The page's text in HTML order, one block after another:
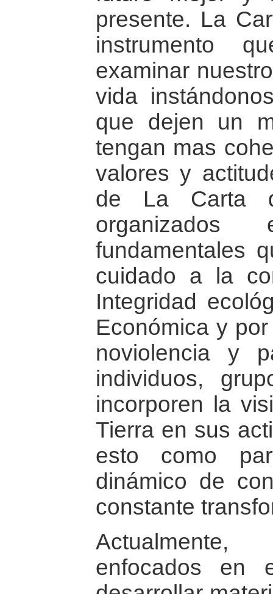
presente. La
instrumento
examinar
vida
que dejen un
tengan mas
valores y
de La Carta
fundamentales
cuidado a la
Integridad
Económica y
noviolencia y
individuos,
incorporen la
Tierra en sus
esto como
dinámico de
constante
Actualmente,
enfocados en